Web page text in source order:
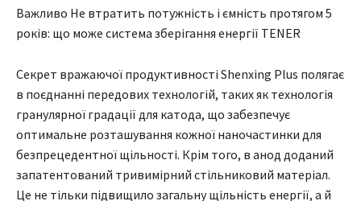
Важливо Не втратить потужність і ємність протягом 5
років: що може система зберігання енергії TENER
Секрет вражаючої продуктивності Shenxing Plus полягає
в поєднанні передових технологій, таких як технологія
гранулярної градації для катода, що забезпечує
оптимальне розташування кожної наночастинки для
безпрецедентної щільності. Крім того, в анод доданий
запатентований тривимірний стільниковий матеріал.
Це не тільки підвищило загальну щільність енергії, а й